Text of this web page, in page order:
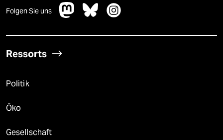
Folgen Sie uns
Ressorts
Politik
Öko
Gesellschaft